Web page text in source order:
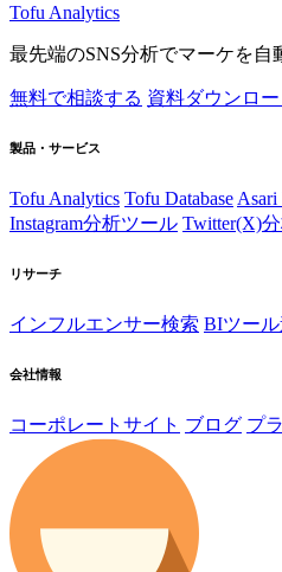
Tofu Analytics
最先端のSNS分析でマーケを自
無料で相談する 資料ダウンロー
製品・サービス
Tofu Analytics Tofu Database
Instagram分析ツール Twitter(X)
リサーチ
インフルエンサー検索 BIツー
会社情報
コーポレートサイト ブログ プ